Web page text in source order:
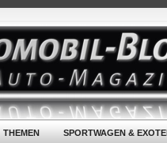
THEMEN SPORTWAGEN &